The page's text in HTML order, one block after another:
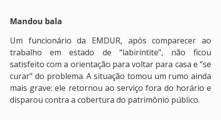
Mandou bala
Um funcionário da EMDUR, após comparecer ao
trabalho em estado de “labirintite”, não ficou
satisfeito com a orientação para voltar para casa e “se
curar” do problema. A situação tomou um rumo ainda
mais grave: ele retornou ao serviço fora do horário e
disparou contra a cobertura do patrimônio público.